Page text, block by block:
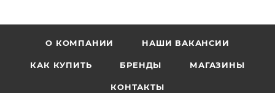
О КОМПАНИИ НАШИ ВАКАНСИИ
КАК КУПИТЬ БРЕНДЫ МАГАЗИНЫ
КОНТАКТЫ